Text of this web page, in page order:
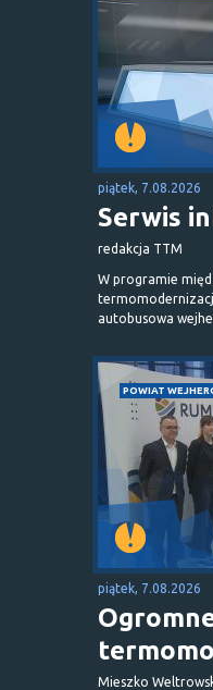
piątek, 7.08.2026
Serwis
redakcja TTM
W programie
autobusowa
POWIAT
piątek, 7.08.2026
Mieszko